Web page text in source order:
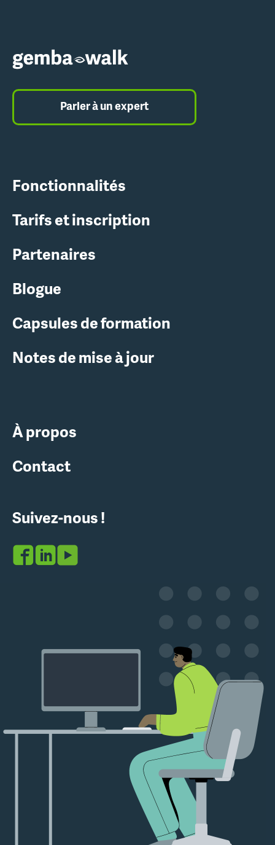
Parler à un expert
Fonctionnalités
Tarifs et inscription
Partenaires
Blogue
Capsules de formation
Notes de mise à jour
À propos
Contact
Suivez-nous !